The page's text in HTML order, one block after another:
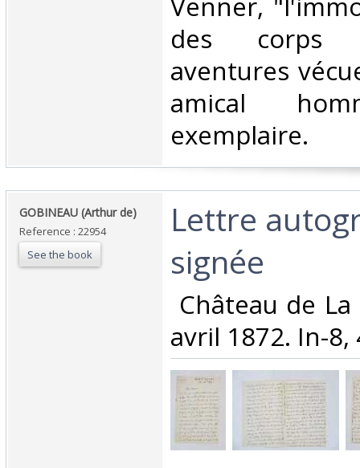
des corps
aventures
amical
exemplaire.‎
‎GOBINEAU (Arthur de)‎
Reference : 22954
See the book
‎Lettre
signée‎
Château de
avril 1872. In-8,